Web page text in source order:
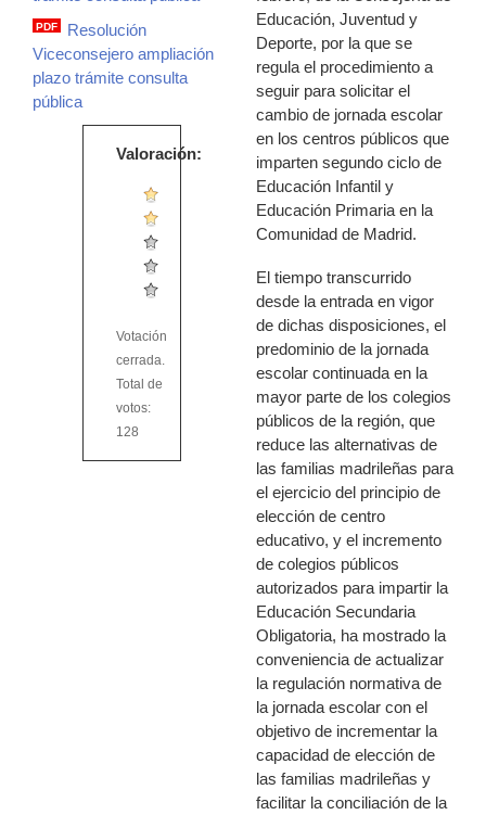
PDF
Resolución
Viceconsejero ampliación
plazo trámite consulta
pública
Valoración:
Votación
cerrada.
Total de
votos:
128
Educación, Juventud y
Deporte, por la que se
regula el procedimiento a
seguir para solicitar el
cambio de jornada escolar
en los centros públicos que
imparten segundo ciclo de
Educación Infantil y
Educación Primaria en la
Comunidad de Madrid.
El tiempo transcurrido
desde la entrada en vigor
de dichas disposiciones, el
predominio de la jornada
escolar continuada en la
mayor parte de los colegios
públicos de la región, que
reduce las alternativas de
las familias madrileñas para
el ejercicio del principio de
elección de centro
educativo, y el incremento
de colegios públicos
autorizados para impartir la
Educación Secundaria
Obligatoria, ha mostrado la
conveniencia de actualizar
la regulación normativa de
la jornada escolar con el
objetivo de incrementar la
capacidad de elección de
las familias madrileñas y
facilitar la conciliación de la